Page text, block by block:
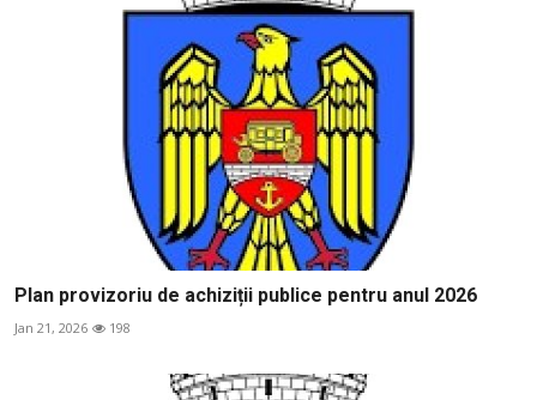
Plan provizoriu de achiziții publice pentru anul 2026
Jan 21, 2026 198